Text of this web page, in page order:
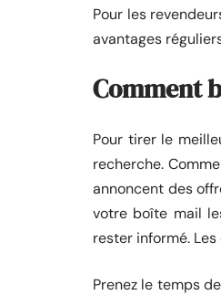
Pour les
avantages
Comment
Pour tirer le
recherche.
annoncent des
votre boîte mail
rester informé.
Prenez le temps